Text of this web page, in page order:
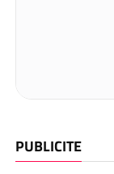
PUBLICITE